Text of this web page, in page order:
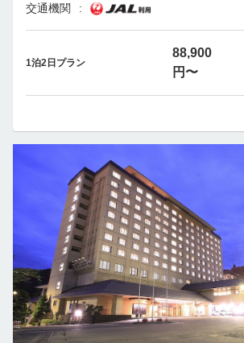
交通機関
1泊2日プラン
88,900
円〜